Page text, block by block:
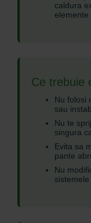
caldura
elemente
Ce trebuie
Nu folosi
sau
Nu te
singura
Evita sa
pante
Nu